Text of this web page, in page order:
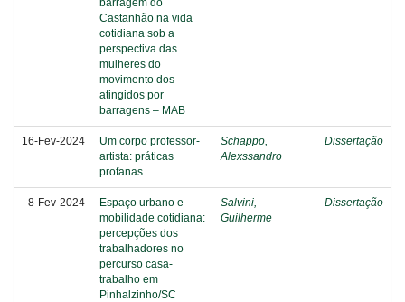
barragem do
Castanhão na vida
cotidiana sob a
perspectiva das
mulheres do
movimento dos
atingidos por
barragens – MAB
16-Fev-2024
Um corpo professor-
artista: práticas
profanas
Schappo,
Alexssandro
Dissertação
8-Fev-2024
Espaço urbano e
mobilidade cotidiana:
percepções dos
trabalhadores no
percurso casa-
trabalho em
Pinhalzinho/SC
Salvini,
Guilherme
Dissertação